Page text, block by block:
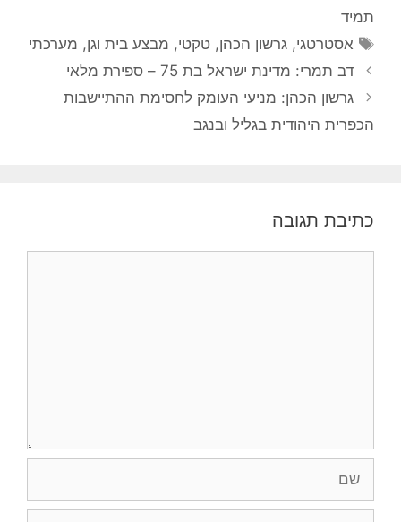
תמיד
תגיות
אסטרטגי,גרשון הכהן,טקטי, מבצע בית וגן, מערכתי
דב תמרי: מדינת ישראל בת 75 – ספירת מלאי
גרשון הכהן: מניעי העומק לחסימת ההתיישבות
הכפרית היהודית בגליל ובנגב
כתיבת תגובה